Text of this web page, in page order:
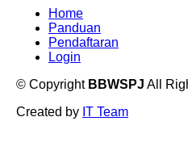
Home
Panduan
Pendaftaran
Login
© Copyright BBWSPJ All
Created by IT Team